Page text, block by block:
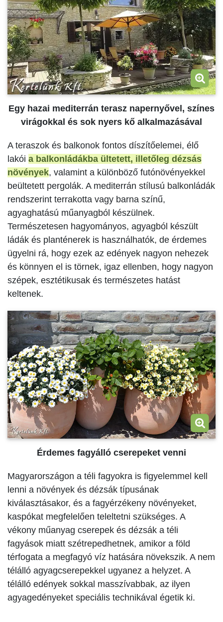
Egy hazai mediterrán terasz napernyővel, színes
virágokkal és sok nyers kő alkalmazásával
A teraszok és balkonok fontos díszítőelemei, élő
lakói a balkonládákba ültetett, illetőleg dézsás
növények, valamint a különböző futónövényekkel
beültetett pergolák. A mediterrán stílusú balkonládák
rendszerint terrakotta vagy barna színű,
agyaghatású műanyagból készülnek.
Természetesen hagyományos, agyagból készült
ládák és planténerek is használhatók, de érdemes
ügyelni rá, hogy ezek az edények nagyon nehezek
és könnyen el is törnek, igaz ellenben, hogy nagyon
szépek, esztétikusak és természetes hatást
keltenek.
Érdemes fagyálló cserepeket venni
Magyarországon a téli fagyokra is figyelemmel kell
lenni a növények és dézsák típusának
kiválasztásakor, és a fagyérzékeny növényeket,
kaspókat megfelelően teleltetni szükséges. A
vékony műanyag cserepek és dézsák a téli
fagyások miatt szétrepedhetnek, amikor a föld
térfogata a megfagyó víz hatására növekszik. A nem
télálló agyagcserepekkel ugyanez a helyzet. A
télálló edények sokkal masszívabbak, az ilyen
agyagedényeket speciális technikával égetik ki.